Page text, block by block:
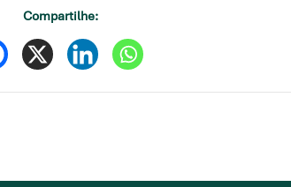
Compartilhe: